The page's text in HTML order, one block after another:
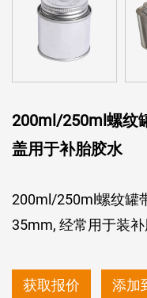
200ml/250ml螺纹
盖用于补胎胶水
200ml/250ml螺纹罐
35mm, 经常用于装
获取报价 添加